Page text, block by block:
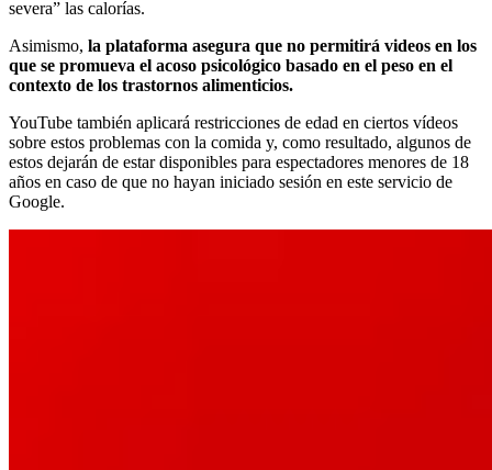
severa” las calorías.
Asimismo, la plataforma asegura que no permitirá videos en los
que se promueva el acoso psicológico basado en el peso en el
contexto de los trastornos alimenticios.
YouTube también aplicará restricciones de edad en ciertos vídeos
sobre estos problemas con la comida y, como resultado, algunos de
estos dejarán de estar disponibles para espectadores menores de 18
años en caso de que no hayan iniciado sesión en este servicio de
Google.